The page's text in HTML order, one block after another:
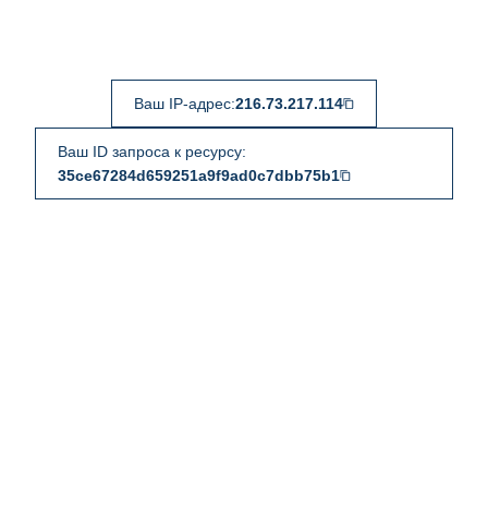
Ваш IP-адрес:216.73.217.114
Ваш ID запроса к ресурсу:
35ce67284d659251a9f9ad0c7dbb75b1